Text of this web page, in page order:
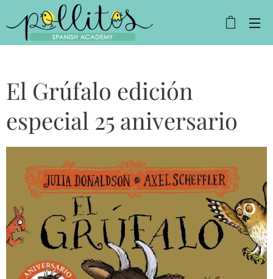
El Grúfalo edición
especial 25 aniversario